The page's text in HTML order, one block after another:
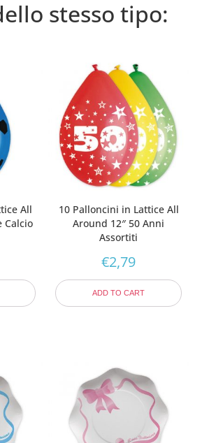
stesso tipo:
All
Calcio
10 Palloncini in Lattice All
Around 12″ 50 Anni
Assortiti
€2,79
ADD TO CART